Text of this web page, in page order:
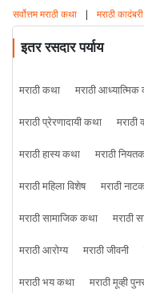
सर्वोत्तम मराठी कथा | मराठी कादंबरी
इतर रसदार पर्याय
मराठी कथा मराठी
मराठी प्रेरणादायी कथा
मराठी हास्य कथा
मराठी
मराठी महिला विशेष
मराठी
मराठी सामाजिक कथा
मराठी
मराठी आरोग्य
मराठी जीवनी
मराठी भय कथा
मराठी मूव्ही